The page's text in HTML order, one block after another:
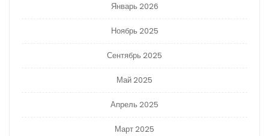
Январь 2026
Ноябрь 2025
Сентябрь 2025
Май 2025
Апрель 2025
Март 2025